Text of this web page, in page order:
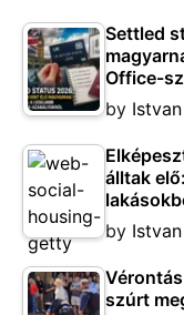
Settled
Office-
by
álltak
by
szúrt